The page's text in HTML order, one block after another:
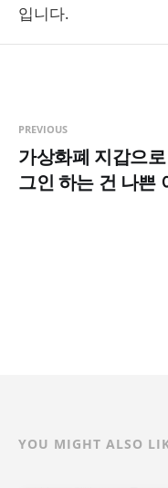
입니다.
PREVIOUS
가상화폐 지갑으
그인 하는 건 나쁜
YOU MIGHT ALSO